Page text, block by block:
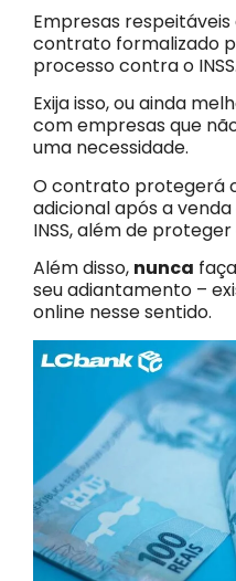
Empresas
contrato formalizado
processo contra o INSS.
Exija isso, ou ainda
com empresas que
uma necessidade.
O contrato protegerá
adicional após a
INSS, além de
Além disso, nunca
seu adiantamento –
online nesse sentido.